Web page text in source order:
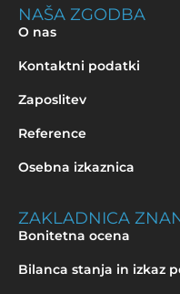
NAŠA ZGODBA
O nas
Kontaktni podatki
Zaposlitev
Reference
Osebna izkaznica
ZAKLADNICA
Bonitetna ocena
Bilanca stanja in izkaz